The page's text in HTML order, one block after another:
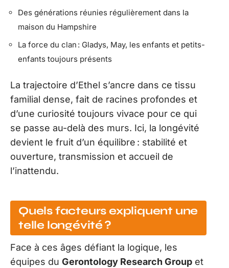
Des générations réunies régulièrement dans la
maison du Hampshire
La force du clan : Gladys, May, les enfants et petits-
enfants toujours présents
La trajectoire d’Ethel s’ancre dans ce tissu
familial dense, fait de racines profondes et
d’une curiosité toujours vivace pour ce qui
se passe au-delà des murs. Ici, la longévité
devient le fruit d’un équilibre : stabilité et
ouverture, transmission et accueil de
l’inattendu.
Quels facteurs expliquent une
telle longévité ?
Face à ces âges défiant la logique, les
équipes du Gerontology Research Group et